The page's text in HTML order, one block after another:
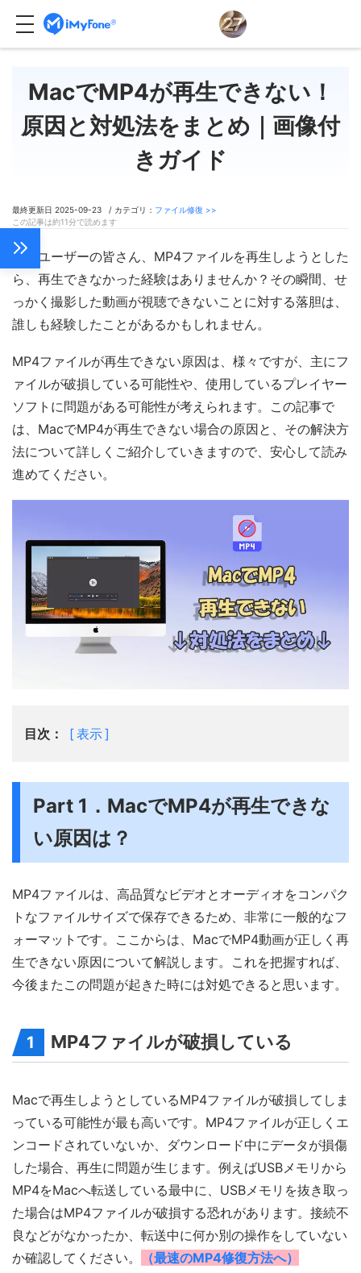
MacでMP4が再生できない！
原因と対処法をまとめ｜画像付
きガイド
最終更新日 2025-09-23 / カテゴリ： ファイル修復 >>
この記事は約11分で読めます
Macユーザーの皆さん、MP4ファイルを再生しようとした
ら、再生できなかった経験はありませんか？その瞬間、せ
っかく撮影した動画が視聴できないことに対する落胆は、
誰しも経験したことがあるかもしれません。
MP4ファイルが再生できない原因は、様々ですが、主にフ
ァイルが破損している可能性や、使用しているプレイヤー
ソフトに問題がある可能性が考えられます。この記事で
は、MacでMP4が再生できない場合の原因と、その解決方
法について詳しくご紹介していきますので、安心して読み
進めてください。
目次： 表示
Part 1．MacでMP4が再生できな
い原因は？
MP4ファイルは、高品質なビデオとオーディオをコンパク
トなファイルサイズで保存できるため、非常に一般的なフ
ォーマットです。ここからは、MacでMP4動画が正しく再
生できない原因について解説します。これを把握すれば、
今後またこの問題が起きた時には対処できると思います。
1 MP4ファイルが破損している
Macで再生しようとしているMP4ファイルが破損してしま
っている可能性が最も高いです。MP4ファイルが正しくエ
ンコードされていないか、ダウンロード中にデータが損傷
した場合、再生に問題が生じます。例えばUSBメモリから
MP4をMacへ転送している最中に、USBメモリを抜き取っ
た場合はMP4ファイルが破損する恐れがあります。接続不
良などがなかったか、転送中に何か別の操作をしていない
か確認してください。
（最速のMP4修復方法へ）